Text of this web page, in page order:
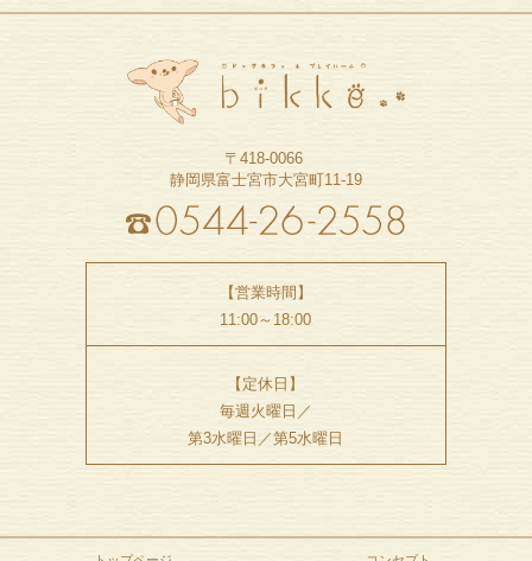
〒418-0066
静岡県富士宮市大宮町11-19
【営業時間】
11:00～18:00
【定休日】
毎週火曜日／
第3水曜日／第5水曜日